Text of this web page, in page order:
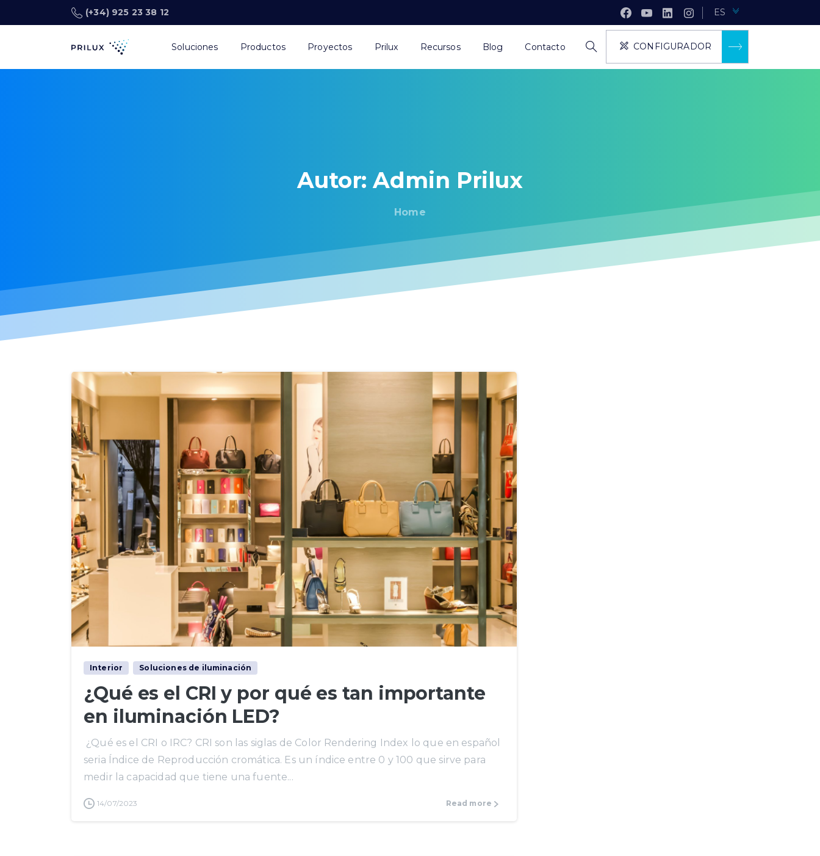
(+34) 925 23 38 12 ES
Soluciones Productos Proyectos Prilux Recursos Blog Contacto CONFIGURADOR
Autor: Admin Prilux
Home
Interior Soluciones de iluminación
¿Qué es el CRI y por qué es tan importante
en iluminación LED?
¿Qué es el CRI o IRC? CRI son las siglas de Color Rendering Index lo que en español
seria Índice de Reproducción cromática. Es un índice entre 0 y 100 que sirve para
medir la capacidad que tiene una fuente...
14/07/2023 Read more